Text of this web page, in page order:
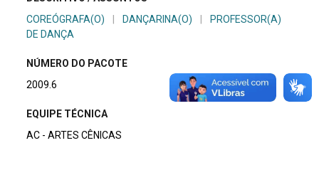
COREÓGRAFA(O)
DANÇARINA(O)
PROFESSOR(A)
DE DANÇA
NÚMERO DO PACOTE
2009.6
EQUIPE TÉCNICA
AC - ARTES CÊNICAS